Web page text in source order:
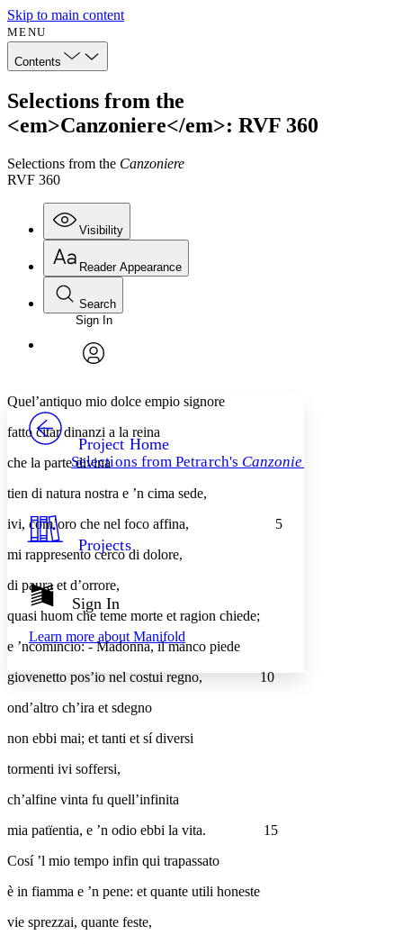
Skip to main content
MENU
Contents
Selections from the
<em>Canzoniere</em>: RVF 360
Selections from the Canzoniere
RVF 360
Visibility
Annotations
Others
Your highlights
Resources
Show all
Show all Hide all
Reader Appearance
Font
Font style
Decrease font size
Decrease font size Increase font size
Color Scheme
Annotation contrast
abc Low
abc High
Margins
Reset to Defaults
Search
Enter search criteria
Search within:
PROJECT
Sign In
Project Home
Selections from Petrarch's Canzoniere
Projects
Sign In
Learn more about Manifold
Quel’antiquo mio dolce empio signore
fatto citar dinanzi a la reina
che la parte divina
tien di natura nostra e ’n cima sede,
ivi, com’oro che nel foco affina, 5
mi rappresento cerco di dolore,
di paura et d’orrore,
quasi huom che teme morte et ragion chiede;
e ’ncomincio: - Madonna, il manco piede
giovenetto pos’io nel costui regno,10
ond’altro ch’ira et sdegno
non ebbi mai; et tanti et sí diversi
tormenti ivi soffersi,
ch’alfine vinta fu quell’infinita
mia patïentia, e ’n odio ebbi la vita. 15
Cosí ’l mio tempo infin qui trapassato
è in fiamma e ’n pene: et quante utili honeste
vie sprezzai, quante feste,